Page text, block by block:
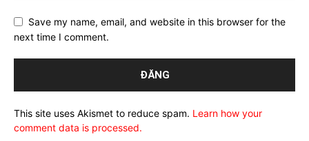
Save my name, email, and website in this browser for the
next time I comment.
This site uses Akismet to reduce spam. Learn how your
comment data is processed.